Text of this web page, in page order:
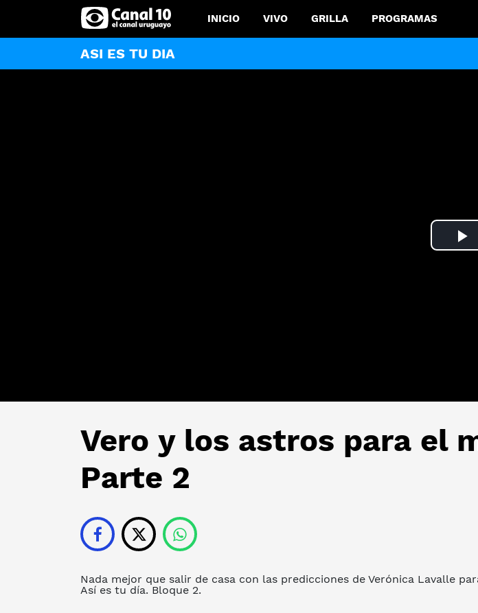
INICIO VIVO GRILLA PROGRAMAS
ASI ES TU DIA
Vero y los astros para el
Parte 2
Nada mejor que salir de casa con las predicciones de Verónica Lavalle
Así es tu día. Bloque 2.